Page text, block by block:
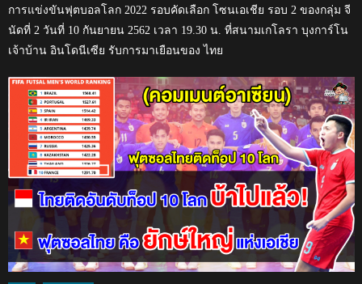
การแข่งขันฟุตบอลโลก 2022 รอบคัดเลือก โซนเอเชีย รอบ 2 ของกลุ่ม จี
นัดที่ 2 วันที่ 10 กันยายน 2562 เวลา 19.30 น. ที่สนามเกโลรา บุงการ์โน
เจ้าบ้าน อินโดนีเซีย รับการมาเยือนของ ไทย